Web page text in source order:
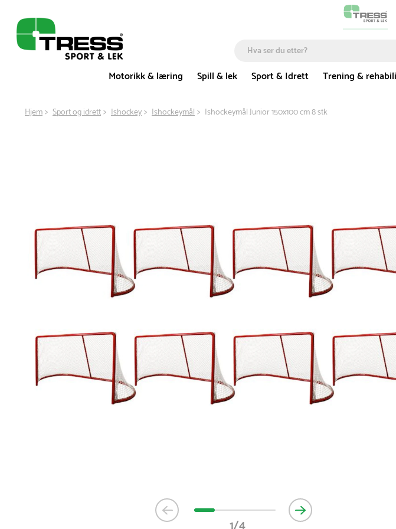
Motorikk & læring
Spill & lek Sport & Idrett Trening &
Hjem Sport og idrett Ishockey Ishockeymål Ishockeymål Junior 150x100 cm 8 stk